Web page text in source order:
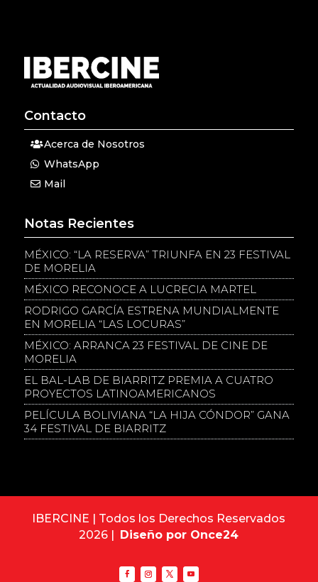
Contacto
Acerca de Nosotros
WhatsApp
Mail
Notas Recientes
MÉXICO: “LA RESERVA” TRIUNFA EN 23 FESTIVAL
DE MORELIA
MÉXICO RECONOCE A LUCRECIA MARTEL
RODRIGO GARCÍA ESTRENA MUNDIALMENTE
EN MORELIA “LAS LOCURAS”
MÉXICO: ARRANCA 23 FESTIVAL DE CINE DE
MORELIA
EL BAL-LAB DE BIARRITZ PREMIA A CUATRO
PROYECTOS LATINOAMERICANOS
PELÍCULA BOLIVIANA “LA HIJA CÓNDOR” GANA
34 FESTIVAL DE BIARRITZ
IBERCINE | Todos los Derechos Reservados
2026 | Diseño por Once24